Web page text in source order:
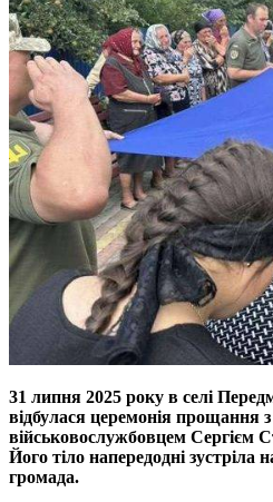
31 липня 2025 року в селі
відбулася церемонія прощання
військовослужбовцем
Його тіло напередодні зустріла
громада.